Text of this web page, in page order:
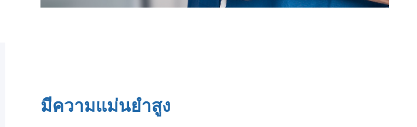
มีความแม่นยำสูง